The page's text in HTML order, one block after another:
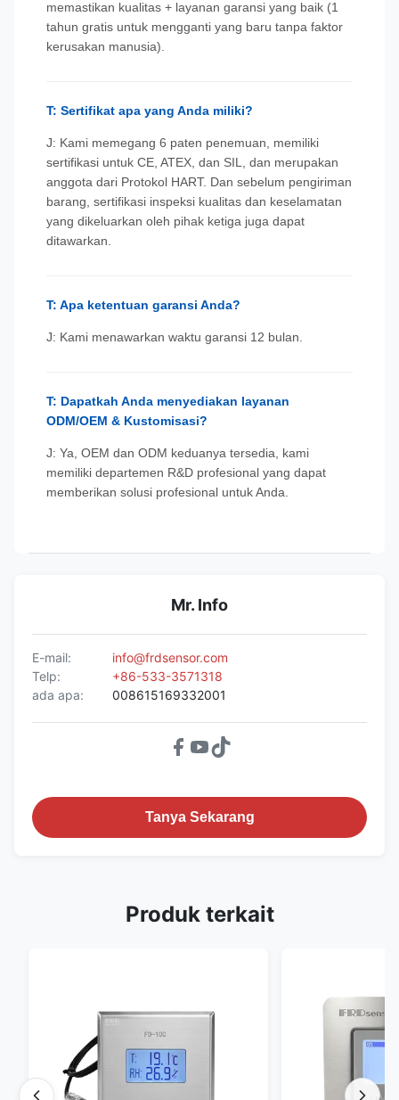
memastikan kualitas + layanan garansi yang baik (1
tahun gratis untuk mengganti yang baru tanpa faktor
kerusakan manusia).
T: Sertifikat apa yang Anda miliki?
J: Kami memegang 6 paten penemuan, memiliki
sertifikasi untuk CE, ATEX, dan SIL, dan merupakan
anggota dari Protokol HART. Dan sebelum pengiriman
barang, sertifikasi inspeksi kualitas dan keselamatan
yang dikeluarkan oleh pihak ketiga juga dapat
ditawarkan.
T: Apa ketentuan garansi Anda?
J: Kami menawarkan waktu garansi 12 bulan.
T: Dapatkah Anda menyediakan layanan
ODM/OEM & Kustomisasi?
J: Ya, OEM dan ODM keduanya tersedia, kami
memiliki departemen R&D profesional yang dapat
memberikan solusi profesional untuk Anda.
Mr. Info
E-mail:
info@frdsensor.com
Telp:
+86-533-3571318
ada apa:
008615169332001
Tanya Sekarang
Produk terkait